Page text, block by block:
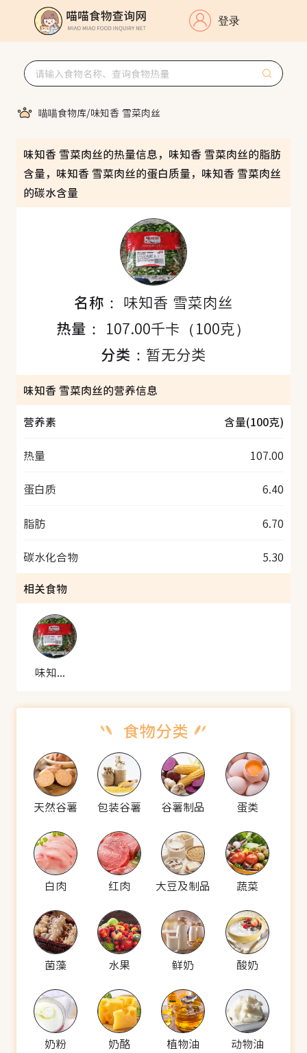
登录
喵喵食物库/味知香 雪菜肉丝
味知香 雪菜肉丝的热量信息，味知香 雪菜肉丝的脂肪
含量，味知香 雪菜肉丝的蛋白质量，味知香 雪菜肉丝
的碳水含量
名称： 味知香 雪菜肉丝
热量： 107.00千卡（100克）
分类： 暂无分类
味知香 雪菜肉丝的营养信息
营养素
含量(100克)
热量 107.00
蛋白质 6.40
脂肪 6.70
碳水化合物
5.30
相关食物
味知香 雪菜肉丝
天然谷薯 包装谷薯 谷薯制品 蛋类
白肉 红肉 大豆及制品 蔬菜
菌藻 水果 鲜奶 酸奶
奶粉 奶酪 植物油 动物油